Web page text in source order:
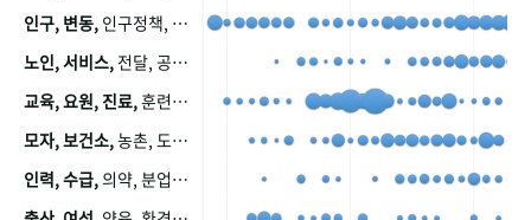
인구, 변동, 인구정책, 저출산, 고령사회, 고령화, 이동, 남북한, 지방자치단체, 컨설팅, 복지정책평가, 집, 사회개발
노인, 서비스, 전달, 공공, 보육, 수요, 공급, 사회서비스, 데이터, 보호, 요양, 아동, 예방, 청소년, 효율, 자원
교육, 요원, 진료,훈련, 보건요원, 마을, 마을건강사업, 보조원, 진료원, 보건진료원, 보건진료원교재
모자, 보건소,농촌, 도시, 금연, 농촌지역, 모자보건사업
인력, 수급,의약, 분업, 식품, 의약품, 의사, 안전